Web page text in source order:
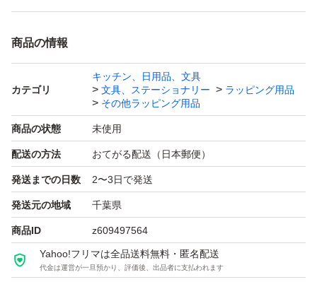
特大サイズの宅配ビニール袋です。
コスパ重視の宅配袋です。
宅配便、定形外郵便、ネコポス、ゆうメール、ゆうパケッ
ト、クリックポスト、メール便などの発送に最適です。
便利な強力テープ付き。
一度貼ると、はがれません。
外側がホワイト色（ライトグレー色）です。
白色なので、直接宛名など書いても見やすいです。
商品の情報
カテゴリ
キッチン、日用品、文具
文具、ステーショナリー
ラッピング用品
その他ラッピング用品
商品の状態 未使用
配送の方法 おてがる配送（日本郵便）
発送までの日数 2〜3日で発送
発送元の地域 千葉県
商品ID z609497564
Yahoo!フリマは全品送料無料・匿名配送
代金は運営が一旦預かり、評価後、出品者に支払われます